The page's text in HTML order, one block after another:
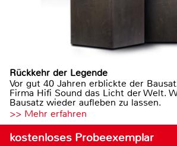
Rückkehr der Legende
Vor gut 40 Jahren erblickte der
Firma Hifi Sound das Licht der Welt.
Bausatz wieder aufleben zu lassen.
>> Mehr erfahren
kostenloses Probeexemplar